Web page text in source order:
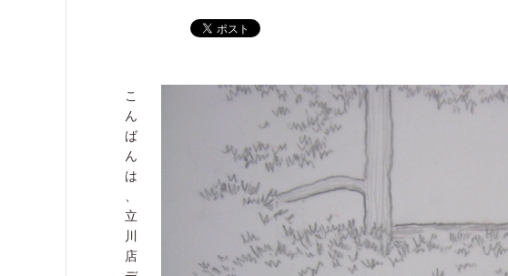
こ
ん
ば
ん
は
、
立
川
店